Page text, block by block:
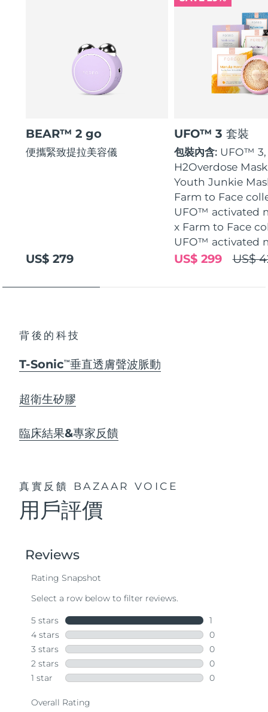
BEAR™ 2 go
便攜緊致提拉美容儀
US$ 279
UFO™ 3 套裝
包裝內含: UFO™ 3,
H2Overdose
Youth Junkie
Farm to Face
UFO™ activated
x Farm to Face
UFO™ activated
US$
US$ 299
背後的科技
T-SonicTM 垂直透膚聲波脈動
超衛生矽膠
臨床結果&專家反饋
真實反饋 BAZAAR VOICE
用戶評價